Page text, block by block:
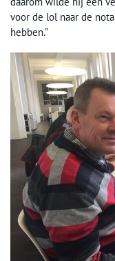
voor de lol naar de
hebben.”